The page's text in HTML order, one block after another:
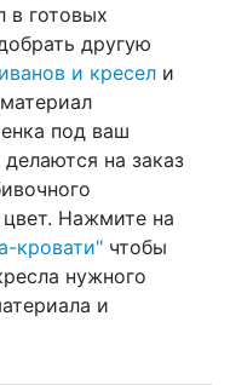
в готовых
другую
и кресел и
под ваш
на заказ
Нажмите на
кровати" чтобы
нужного
и